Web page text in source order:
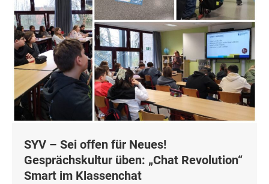
SYV – Sei offen für Neues!
Gesprächskultur üben: „Chat Revolution“
Smart im Klassenchat